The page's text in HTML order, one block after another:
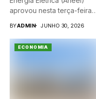
aprovou nesta terça-feira
BYADMIN JUNHO 30, 2026
ECONOMIA